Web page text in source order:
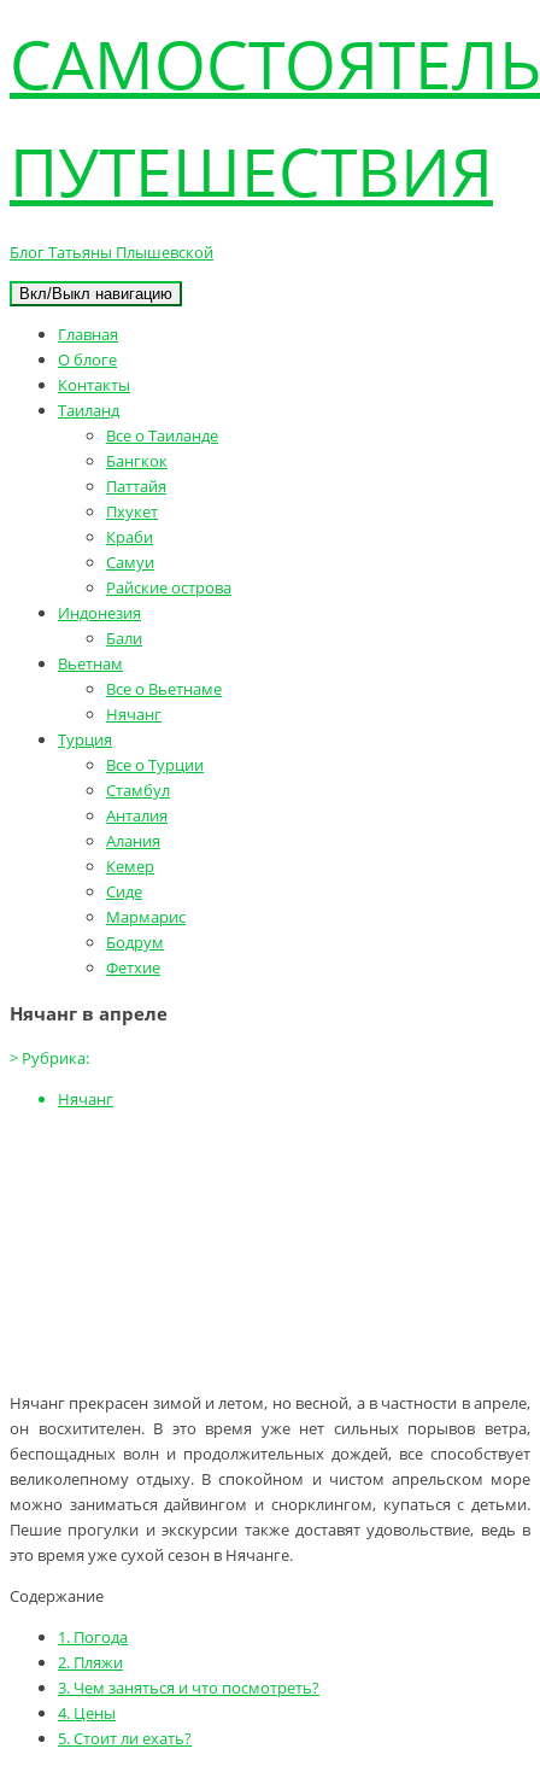
ПУТЕШЕСТВИЯ
Блог Татьяны Плышевской
Вкл/Выкл навигацию
Главная
О блоге
Контакты
Таиланд
Все о Таиланде
Бангкок
Паттайя
Пхукет
Краби
Самуи
Райские острова
Индонезия
Бали
Вьетнам
Все о Вьетнаме
Нячанг
Турция
Все о Турции
Стамбул
Анталия
Алания
Кемер
Сиде
Мармарис
Бодрум
Фетхие
Нячанг в апреле
> Рубрика:
Нячанг
Нячанг прекрасен зимой и летом, но весной, а в частности в апреле,
он восхитителен. В это время уже нет сильных порывов ветра,
беспощадных волн и продолжительных дождей, все способствует
великолепному отдыху. В спокойном и чистом апрельском море
можно заниматься дайвингом и снорклингом, купаться с детьми.
Пешие прогулки и экскурсии также доставят удовольствие, ведь в
это время уже сухой сезон в Нячанге.
Содержание
1. Погода
2. Пляжи
3. Чем заняться и что посмотреть?
4. Цены
5.Стоит ли ехать?